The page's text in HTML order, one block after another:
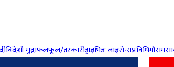
विदेशी मुद्राफलफूल/तरकारीड्राइभिङ लाइसेन्सप्रविधिमौसम